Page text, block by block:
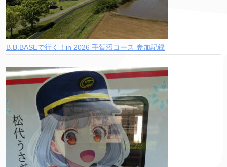
B.B.BASEで行く！in 2026 手賀沼コース 参加記録